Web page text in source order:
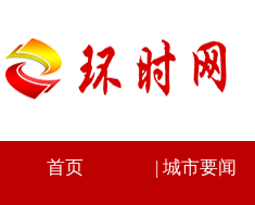
首页 | 城市要闻